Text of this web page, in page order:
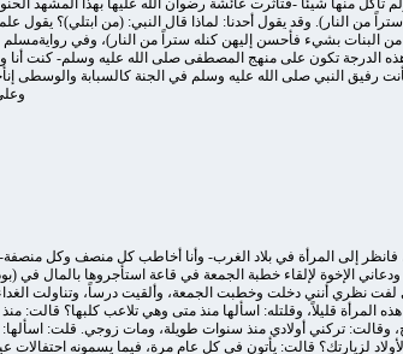
تأكل منها شيئاً -فتأثرت عائشة رضوان الله عليها بهذا
من النار). وقد يقول أحدنا: لماذا قال النبي: (من ابتلي)؟ يقول
من البنات بشيء فأحسن إليهن كنله ستراً من النار)، وفي
هذه الدرجة تكون على منهج المصطفى صلى الله عليه وسلم- كنت
رفيق النبي صلى الله عليه وسلم في الجنة كالسبابة والوسطى
فانظر إلى المرأة في بلاد الغرب- وأنا أخاطب كل منصف وكل
الإخوة لإلقاء خطبة الجمعة في قاعة استأجروها بالمال
لفت نظري أنني دخلت وخطبت الجمعة، وألقيت درساً، وتناولت
المرأة قليلاً، وقلتله: اسألها منذ متى وهي تلاعب كلبها؟
تركني أولادي منذ سنوات طويلة، ومات زوجي. قلت:
لزيارتك؟ قالت: يأتون في كل عام مرة، فيما يسمونه